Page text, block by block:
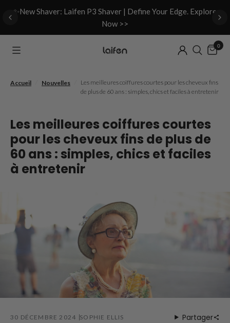
✨New Shaver: Laifen P3 Shaver | Define Your Edge. Explore
Now >>
0
Accueil Nouvelles
Les meilleures coiffures courtes pour les cheveux fins
de plus de 60 ans : simples, chics et faciles à entretenir
Les meilleures coiffures courtes
pour les cheveux fins de plus de
60 ans : simples, chics et faciles
à entretenir
30 DÉCEMBRE 2024 SOPHIE ELLIS Partager